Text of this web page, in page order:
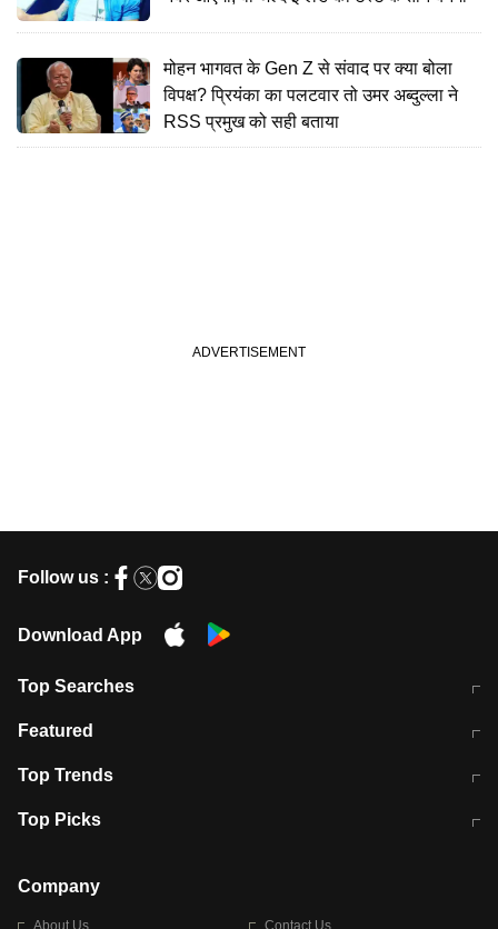
मोहन भागवत के Gen Z से संवाद पर क्या बोला
विपक्ष? प्रियंका का पलटवार तो उमर अब्दुल्ला ने
RSS प्रमुख को सही बताया
Follow us :
Download App
Top Searches
मुंबई में लगे 'जेन जी' के पोस्टर, लिखा- 'मैं
Featured
10 अगस्त को विधानसभा का घेराव करेंगे
Top Trends
RBI का नया नियम: अब बैंकों को अपनी सभी
Top Picks
बारिश की चेतावनी
Company
About Us Contact Us